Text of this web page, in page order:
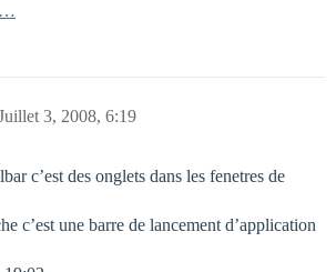
3, 2008, 6:19
c’est des onglets dans les fenetres de
c’est une barre de lancement d’application